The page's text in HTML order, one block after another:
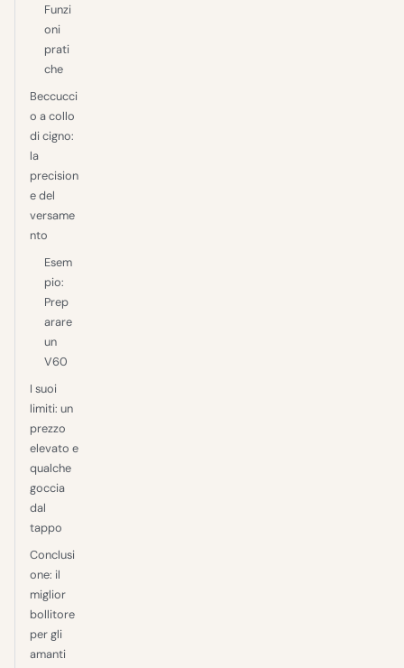
Funzi
oni
prati
che
Beccucci
o a collo
di cigno:
la
precision
e del
versame
nto
Esem
pio:
Prep
arare
un
V60
I suoi
limiti: un
prezzo
elevato e
qualche
goccia
dal
tappo
Conclusi
one: il
miglior
bollitore
per gli
amanti